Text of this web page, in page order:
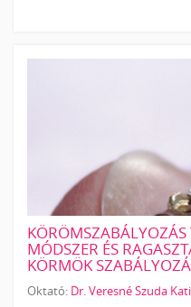
MÓDSZER ÉS
KÖRMÖK
Oktató: Dr. Veresné Szuda